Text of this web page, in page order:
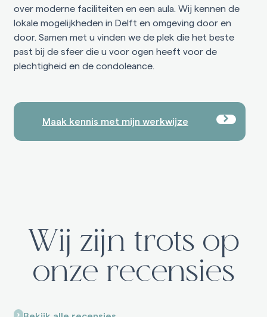
over moderne faciliteiten en een aula. Wij kennen de
lokale mogelijkheden in Delft en omgeving door en
door. Samen met u vinden we de plek die het beste
past bij de sfeer die u voor ogen heeft voor de
plechtigheid en de condoleance.
Maak kennis met mijn werkwijze
Wij zijn trots op
onze recensies